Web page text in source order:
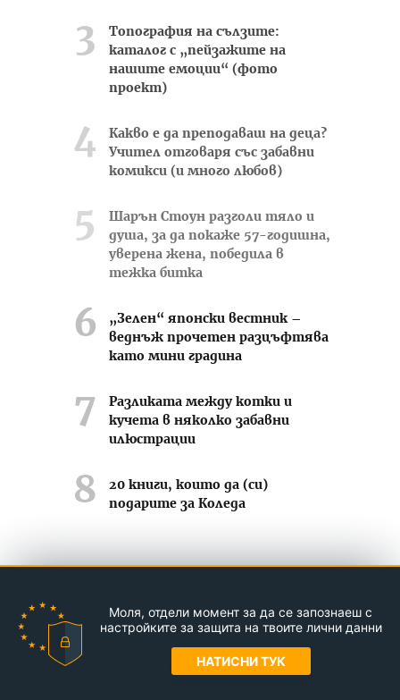
Топография на сълзите:
каталог с „пейзажите на
нашите емоции“ (фото
проект)
Какво е да преподаваш на деца?
Учител отговаря със забавни
комикси (и много любов)
Шарън Стоун разголи тяло и
душа, за да покаже 57-годишна,
уверена жена, победила в
тежка битка
„Зелен“ японски вестник –
веднъж прочетен разцъфтява
като мини градина
Разликата между котки и
кучета в няколко забавни
илюстрации
20 книги, които да (си)
подарите за Коледа
Контакти За нас Реклама
© Jasmin.bg 2011-2026
Моля, отдели момент за да се запознаеш с
настройките за защита на твоите лични данни
НАТИСНИ ТУК